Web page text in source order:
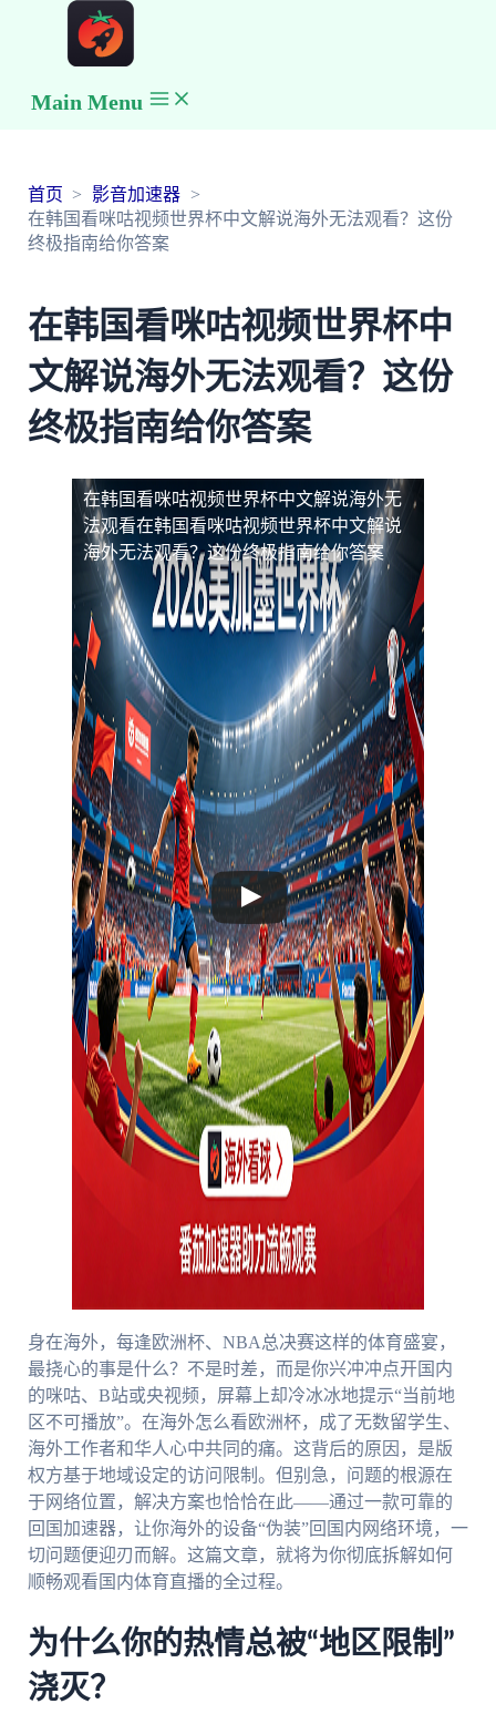
Main Menu
首页
影音加速器
在韩国看咪咕视频世界杯中文解说海外无法观看？这份
终极指南给你答案
在韩国看咪咕视频世界杯中
文解说海外无法观看？这份
终极指南给你答案
在韩国看咪咕视频世界杯中文解说海外无
法观看在韩国看咪咕视频世界杯中文解说
海外无法观看？这份终极指南给你答案
身在海外，每逢欧洲杯、NBA总决赛这样的体育盛宴，
最挠心的事是什么？不是时差，而是你兴冲冲点开国内
的咪咕、B站或央视频，屏幕上却冷冰冰地提示“当前地
区不可播放”。在海外怎么看欧洲杯，成了无数留学生、
海外工作者和华人心中共同的痛。这背后的原因，是版
权方基于地域设定的访问限制。但别急，问题的根源在
于网络位置，解决方案也恰恰在此——通过一款可靠的
回国加速器，让你海外的设备“伪装”回国内网络环境，一
切问题便迎刃而解。这篇文章，就将为你彻底拆解如何
顺畅观看国内体育直播的全过程。
为什么你的热情总被“地区限制”
浇灭？